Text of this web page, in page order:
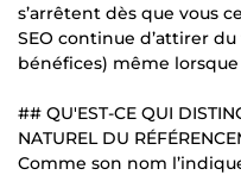
s’arrêtent dès que vous
SEO continue d’attirer
bénéfices) même
## QU'EST-CE QUI
NATUREL DU
Comme son nom